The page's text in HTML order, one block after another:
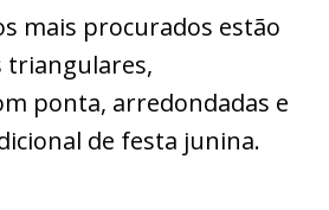
mais procurados estão
triangulares,
ponta, arredondadas e
de festa junina.